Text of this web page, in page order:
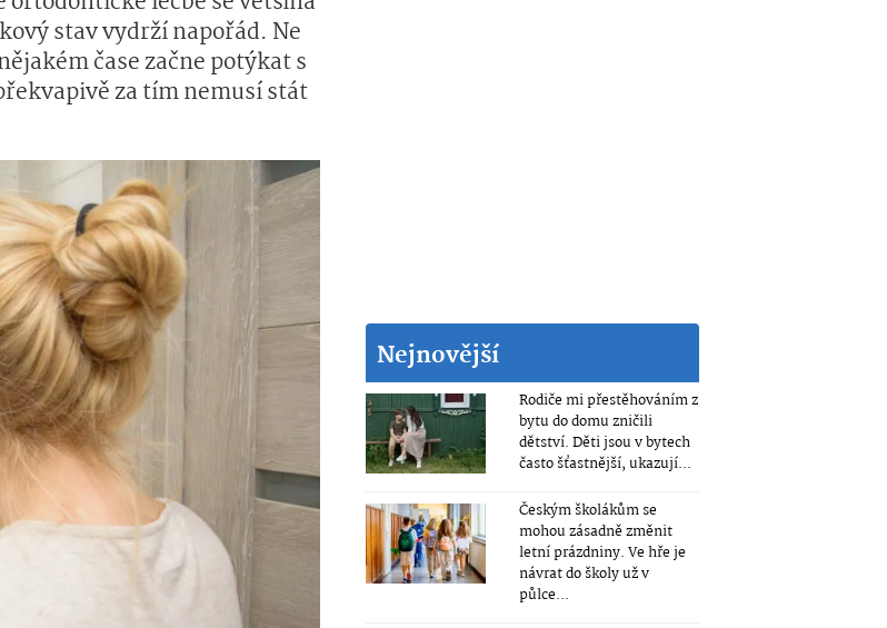
stav vydrží napořád. Ne
čase začne potýkat s
za tím nemusí stát
Nejnovější
Rodiče mi přestěhováním z
bytu do domu zničili
dětství. Děti jsou v bytech
často šťastnější, ukazují...
Českým školákům se
mohou zásadně změnit
letní prázdniny. Ve hře je
návrat do školy už v
půlce...